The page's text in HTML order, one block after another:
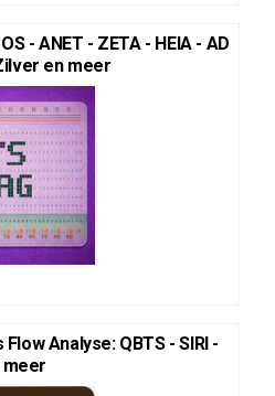
- ANET - ZETA - HEIA - AD
en meer
Analyse: QBTS - SIRI -
meer